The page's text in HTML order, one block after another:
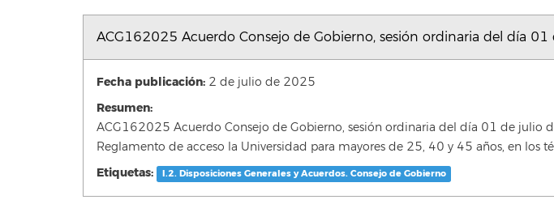
ACG162025 Acuerdo Consejo de Gobierno, sesión ordinaria del día
Fecha publicación: 2 de julio de 2025
Resumen:
ACG162025 Acuerdo Consejo de Gobierno, sesión ordinaria del día 01 de
Reglamento de acceso la Universidad para mayores de 25, 40 y 45 años, en los
Etiquetas: I.2. Disposiciones Generales y Acuerdos. Consejo de Gobierno